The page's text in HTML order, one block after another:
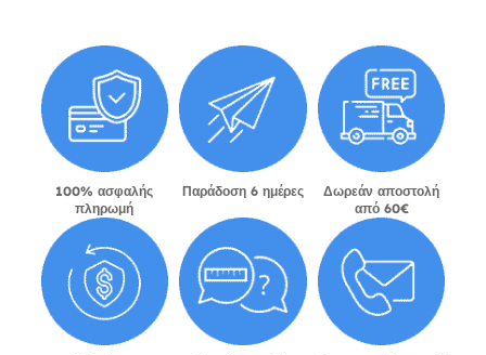
100% ασφαλής
πληρωμή
Παράδοση 6 ημέρες
Δωρεάν αποστολή
από 60€